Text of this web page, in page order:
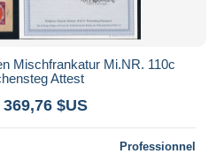
Mischfrankatur Mi.NR. 110c
Attest
369,76 $US
Professionnel